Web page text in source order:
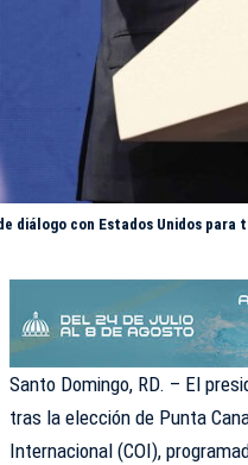
diálogo con Estados Unidos
Santo Domingo, RD. – El
tras la elección de Punta
Internacional (COI),